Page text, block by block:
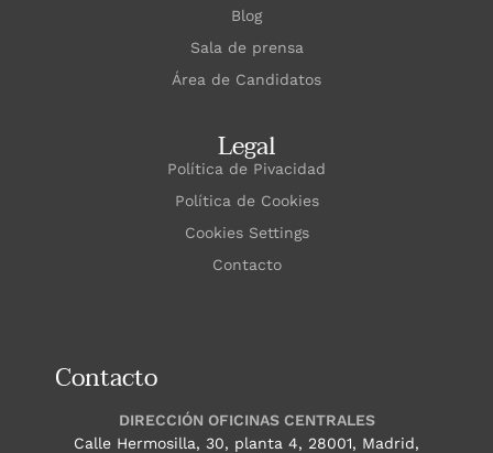
Blog
Sala de prensa
Área de Candidatos
Legal
Política de Pivacidad
Política de Cookies
Cookies Settings
Contacto
Contacto
DIRECCIÓN OFICINAS CENTRALES
Calle Hermosilla, 30, planta 4, 28001, Madrid,